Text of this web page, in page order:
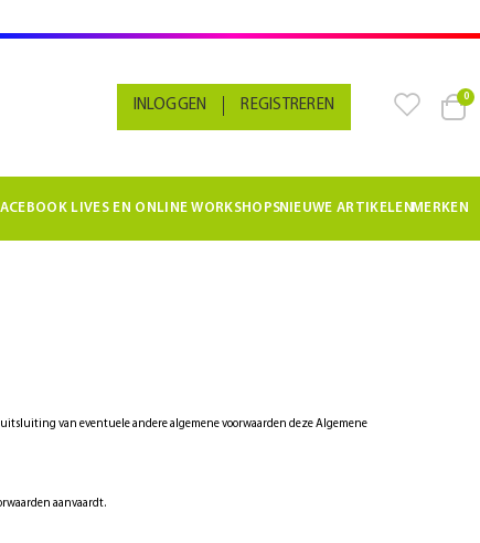
INLOGGEN REGISTREREN
Cart
0
LIVES EN ONLINE WORKSHOPSNIEUWE ARTIKELENMERKEN
van eventuele andere algemene voorwaarden deze Algemene
aanvaardt.